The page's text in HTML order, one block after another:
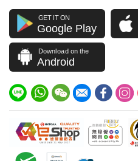
GET IT ON
Google Play
Download on the
Android